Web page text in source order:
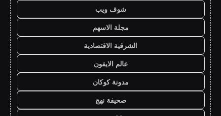
شوف ويب
مجلة الاسهم
الشرقية الاقتصادية
عالم الايفون
مدونة كوكان
صحيفة نهج